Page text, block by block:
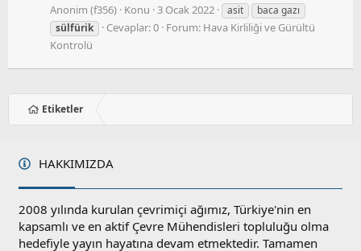
Anonim (f356) Konu 3 Ocak 2022 asit
baca gazı
sülfürik
Cevaplar: 0 Forum: Hava Kirliliği ve Gürültü
Kontrolü
Etiketler
HAKKIMIZDA
2008 yılında kurulan çevrimiçi ağımız, Türkiye'nin en
kapsamlı ve en aktif Çevre Mühendisleri topluluğu olma
hedefiyle yayın hayatına devam etmektedir. Tamamen